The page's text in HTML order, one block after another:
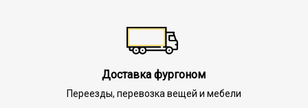
Доставка фургоном
Переезды, перевозка вещей и мебели